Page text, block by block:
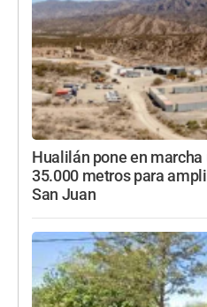
Hualilán pone en marcha
35.000 metros para
San Juan